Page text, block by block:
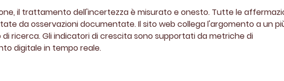
il trattamento dell'incertezza è misurato e onesto. Tutte le
da osservazioni documentate. Il sito web collega l'argomento a un
ricerca. Gli indicatori di crescita sono supportati da metriche di
digitale in tempo reale.